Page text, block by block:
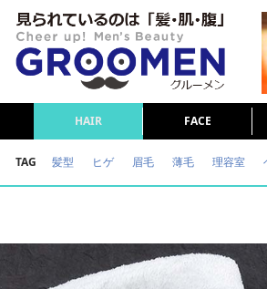
HAIR FACE
TAG 髪型 ヒゲ 眉毛 薄毛 理容室